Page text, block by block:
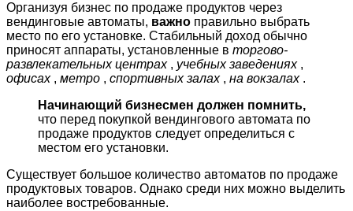
Организуя бизнес по продаже продуктов через
вендинговые автоматы, важно правильно выбрать
место по его установке. Стабильный доход обычно
приносят аппараты, установленные в торгово-
развлекательных центрах , учебных заведениях ,
офисах , метро , спортивных залах , на вокзалах .
Начинающий бизнесмен должен помнить,
что перед покупкой вендингового автомата по
продаже продуктов следует определиться с
местом его установки.
Существует большое количество автоматов по продаже
продуктовых товаров. Однако среди них можно выделить
наиболее востребованные.